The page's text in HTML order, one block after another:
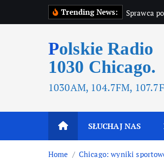
Trending News: Sprawca
Polskie Radio
1030 Chicago.
1030AM, 104.7FM,
SŁUCHAJ NAS
Home Chicago: wyniki